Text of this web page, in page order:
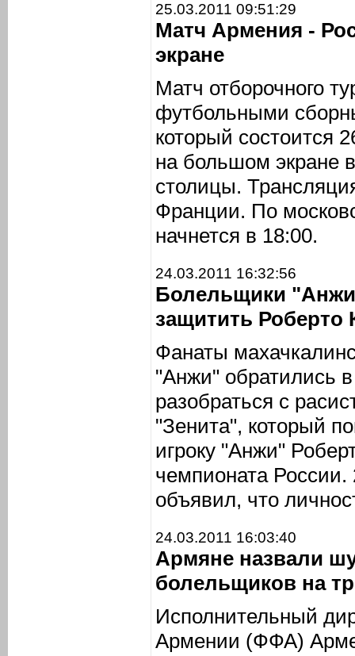
25.03.2011 09:51:29
Матч Армения -
экране
Матч отборочного
футбольными
который состоится
на большом экране
столицы.
Франции. По
начнется в 18:00.
24.03.2011 16:32:56
Болельщики
защитить Роберто
Фанаты
"Анжи" обратились
разобраться с
"Зенита", который
игроку "Анжи"
чемпионата России.
объявил, что
24.03.2011 16:03:40
Армяне назвали
болельщиков на
Исполнительный
Армении (ФФА)